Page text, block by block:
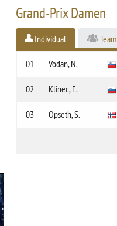
Grand-Prix Damen
Individual Team
01 Vodan, N.
02 Klinec, E.
03 Opseth, S.